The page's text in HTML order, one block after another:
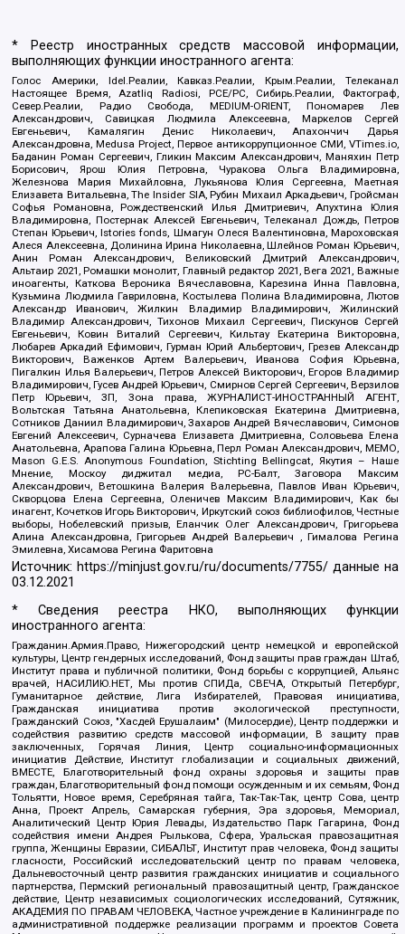
* Реестр иностранных средств массовой информации,
выполняющих функции иностранного агента:
Голос Америки, Idel.Реалии, Кавказ.Реалии, Крым.Реалии, Телеканал
Настоящее Время, Azatliq Radiosi, PCE/PC, Сибирь.Реалии, Фактограф,
Север.Реалии, Радио Свобода, MEDIUM-ORIENT, Пономарев Лев
Александрович, Савицкая Людмила Алексеевна, Маркелов Сергей
Евгеньевич, Камалягин Денис Николаевич, Апахончич Дарья
Александровна, Medusa Project, Первое антикоррупционное СМИ, VTimes.io,
Баданин Роман Сергеевич, Гликин Максим Александрович, Маняхин Петр
Борисович, Ярош Юлия Петровна, Чуракова Ольга Владимировна,
Железнова Мария Михайловна, Лукьянова Юлия Сергеевна, Маетная
Елизавета Витальевна, The Insider SIA, Рубин Михаил Аркадьевич, Гройсман
Софья Романовна, Рождественский Илья Дмитриевич, Апухтина Юлия
Владимировна, Постернак Алексей Евгеньевич, Телеканал Дождь, Петров
Степан Юрьевич, Istories fonds, Шмагун Олеся Валентиновна, Мароховская
Алеся Алексеевна, Долинина Ирина Николаевна, Шлейнов Роман Юрьевич,
Анин Роман Александрович, Великовский Дмитрий Александрович,
Альтаир 2021, Ромашки монолит, Главный редактор 2021, Вега 2021, Важные
иноагенты, Каткова Вероника Вячеславовна, Карезина Инна Павловна,
Кузьмина Людмила Гавриловна, Костылева Полина Владимировна, Лютов
Александр Иванович, Жилкин Владимир Владимирович, Жилинский
Владимир Александрович, Тихонов Михаил Сергеевич, Пискунов Сергей
Евгеньевич, Ковин Виталий Сергеевич, Кильтау Екатерина Викторовна,
Любарев Аркадий Ефимович, Гурман Юрий Альбертович, Грезев Александр
Викторович, Важенков Артем Валерьевич, Иванова София Юрьевна,
Пигалкин Илья Валерьевич, Петров Алексей Викторович, Егоров Владимир
Владимирович, Гусев Андрей Юрьевич, Смирнов Сергей Сергеевич, Верзилов
Петр Юрьевич, ЗП, Зона права, ЖУРНАЛИСТ-ИНОСТРАННЫЙ АГЕНТ,
Вольтская Татьяна Анатольевна, Клепиковская Екатерина Дмитриевна,
Сотников Даниил Владимирович, Захаров Андрей Вячеславович, Симонов
Евгений Алексеевич, Сурначева Елизавета Дмитриевна, Соловьева Елена
Анатольевна, Арапова Галина Юрьевна, Перл Роман Александрович, МЕМО,
Mason G.E.S. Anonymous Foundation, Stichting Bellingcat, Якутия – Наше
Мнение, Москоу диджитал медиа, РС-Балт, Заговора Максим
Александрович, Ветошкина Валерия Валерьевна, Павлов Иван Юрьевич,
Скворцова Елена Сергеевна, Оленичев Максим Владимирович, Как бы
инагент, Кочетков Игорь Викторович, Иркутский союз библиофилов, Честные
выборы, Нобелевский призыв, Еланчик Олег Александрович, Григорьева
Алина Александровна, Григорьев Андрей Валерьевич , Гималова Регина
Эмилевна, Хисамова Регина Фаритовна
Источник: https://minjust.gov.ru/ru/documents/7755/ данные на
03.12.2021
* Сведения реестра НКО, выполняющих функции
иностранного агента:
Гражданин.Армия.Право, Нижегородский центр немецкой и европейской
культуры, Центр гендерных исследований, Фонд защиты прав граждан Штаб,
Институт права и публичной политики, Фонд борьбы с коррупцией, Альянс
врачей, НАСИЛИЮ.НЕТ, Мы против СПИДа, СВЕЧА, Открытый Петербург,
Гуманитарное действие, Лига Избирателей, Правовая инициатива,
Гражданская инициатива против экологической преступности,
Гражданский Союз, "Хасдей Ерушалаим" (Милосердие), Центр поддержки и
содействия развитию средств массовой информации, В защиту прав
заключенных, Горячая Линия, Центр социально-информационных
инициатив Действие, Институт глобализации и социальных движений,
ВМЕСТЕ, Благотворительный фонд охраны здоровья и защиты прав
граждан, Благотворительный фонд помощи осужденным и их семьям, Фонд
Тольятти, Новое время, Серебряная тайга, Так-Так-Так, центр Сова, центр
Анна, Проект Апрель, Самарская губерния, Эра здоровья, Мемориал,
Аналитический Центр Юрия Левады, Издательство Парк Гагарина, Фонд
содействия имени Андрея Рылькова, Сфера, Уральская правозащитная
группа, Женщины Евразии, СИБАЛЬТ, Институт прав человека, Фонд защиты
гласности, Российский исследовательский центр по правам человека,
Дальневосточный центр развития гражданских инициатив и социального
партнерства, Пермский региональный правозащитный центр, Гражданское
действие, Центр независимых социологических исследований, Сутяжник,
АКАДЕМИЯ ПО ПРАВАМ ЧЕЛОВЕКА, Частное учреждение в Калининграде по
административной поддержке реализации программ и проектов Совета